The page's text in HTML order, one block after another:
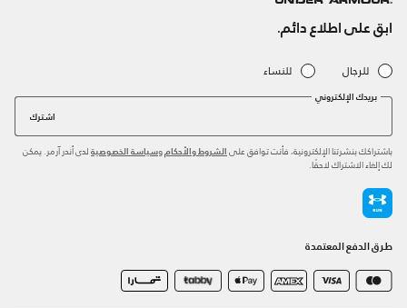
ابق على اطلاع دائم.
للرجال للنساء
بريدك الإلكتروني
اشترك
باشتراكك بنشرتنا الإلكترونية، فأنت توافق على الشروط والأحكام وسياسة الخصوصية لدى أندر آرمر. يمكن
لك إلغاء الاشتراك لاحقًا.
طرق الدفع المعتمدة